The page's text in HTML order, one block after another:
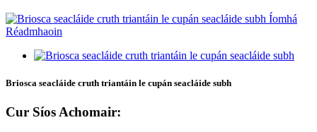
Briosca seacláide cruth triantáin le cupán seacláide subh
Cur Síos Achomair: